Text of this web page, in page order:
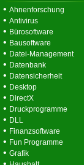
• Ahnenforschung
• Antivirus
• Bürosoftware
• Bausoftware
• Datei-Management
• Datenbank
• Datensicherheit
• Desktop
• DirectX
• Druckprogramme
• DLL
• Finanzsoftware
• Fun Programme
• Grafik